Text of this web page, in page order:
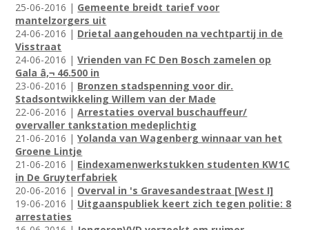
25-06-2016 | Gemeente breidt tarief voor
mantelzorgers uit
24-06-2016 | Drietal aangehouden na vechtpartij in de
Visstraat
24-06-2016 |Vrienden van FC Den Bosch zamelen op
Gala â‚¬ 46.500 in
23-06-2016 | Bronzen stadspenning voor dir.
Stadsontwikkeling Willem van der Made
22-06-2016 |Arrestaties overval buschauffeur/
overvaller tankstation medeplichtig
21-06-2016 |Yolanda van Wagenberg winnaar van het
Groene Lintje
21-06-2016 | Eindexamenwerkstukken studenten KW1C
in De Gruyterfabriek
20-06-2016 | Overval in 's Gravesandestraat [West I]
19-06-2016 | Uitgaanspubliek keert zich tegen politie: 8
arrestaties